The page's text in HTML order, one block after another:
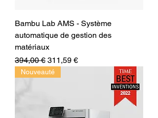
Bambu Lab AMS - Système
automatique de gestion des
matériaux
Prix original
394,00 € Prix promotionnel
311,59 €
Nouveauté